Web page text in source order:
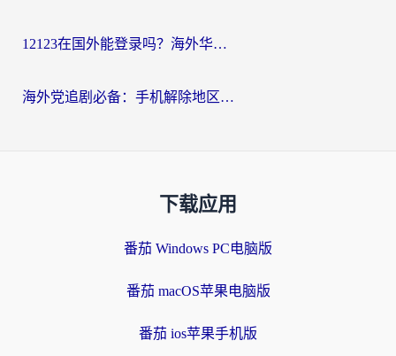
12123在国外能登录吗？海外华人必看的回国加速实用指南
海外党追剧必备：手机解除地区限制app怎么选？解决央视视频&国内剧地区限制全指南
下载应用
番茄 Windows PC电脑版
番茄 macOS苹果电脑版
番茄 ios苹果手机版